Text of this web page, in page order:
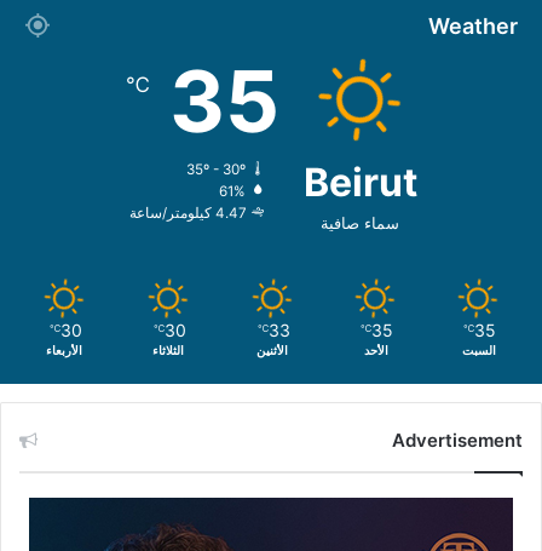
Weather
Beirut
سماء صافية
35
℃
35º - 30º
61%
4.47 كيلومتر/ساعة
35
℃
السبت
35
℃
الأحد
33
℃
الأثنين
30
℃
الثلاثاء
30
℃
الأربعاء
Advertisement